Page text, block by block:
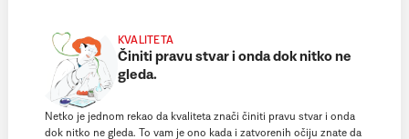
KVALITETA
Činiti pravu stvar i onda dok nitko ne
gleda.
Netko je jednom rekao da kvaliteta znači činiti pravu stvar i onda
dok nitko ne gleda. To vam je ono kada i zatvorenih očiju znate da